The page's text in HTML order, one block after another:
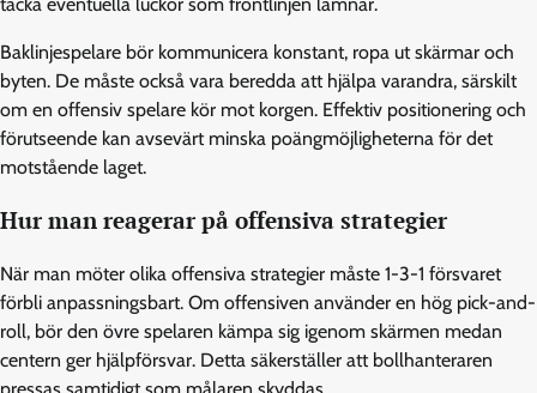
Baklinjespelare bör kommunicera konstant, ropa ut skärmar och
byten. De måste också vara beredda att hjälpa varandra, särskilt
om en offensiv spelare kör mot korgen. Effektiv positionering och
förutseende kan avsevärt minska poängmöjligheterna för det
motstående laget.
Hur man reagerar på offensiva strategier
När man möter olika offensiva strategier måste 1-3-1 försvaret
förbli anpassningsbart. Om offensiven använder en hög pick-and-
roll, bör den övre spelaren kämpa sig igenom skärmen medan
centern ger hjälpförsvar. Detta säkerställer att bollhanteraren